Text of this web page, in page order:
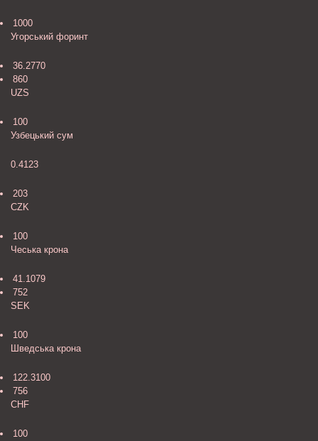
1000
Угорський форинт
36.2770
860
UZS
100
Узбецький сум
0.4123
203
CZK
100
Чеська крона
41.1079
752
SEK
100
Шведська крона
122.3100
756
CHF
100